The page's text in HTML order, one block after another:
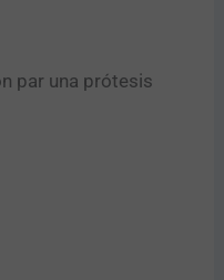
par una prótesis